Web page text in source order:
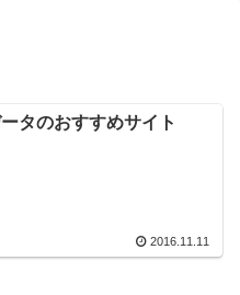
タのおすすめサイト
2016.11.11